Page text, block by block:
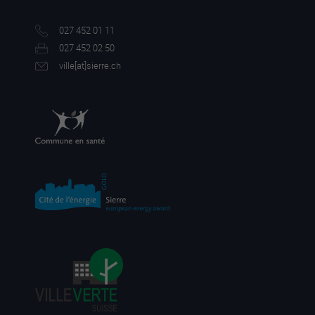
027 452 01 11
027 452 02 50
ville[at]sierre.ch